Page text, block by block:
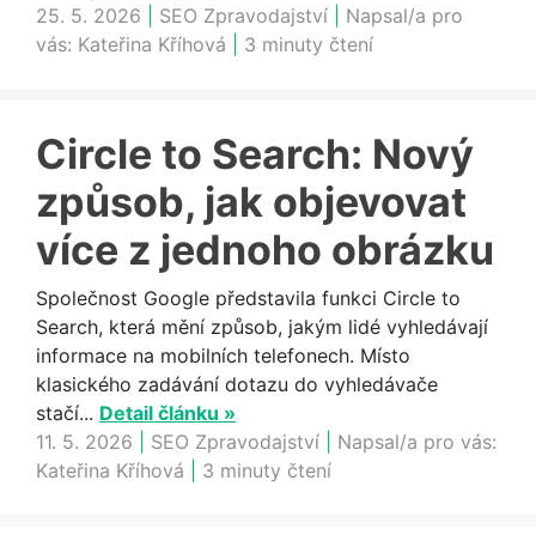
25. 5. 2026
SEO Zpravodajství
Napsal/a pro
vás: Kateřina Kříhová 3 minuty čtení
Circle to Search: Nový
způsob, jak objevovat
více z jednoho obrázku
Společnost Google představila funkci Circle to
Search, která mění způsob, jakým lidé vyhledávají
informace na mobilních telefonech. Místo
klasického zadávání dotazu do vyhledávače
stačí... Detail článku »
11. 5. 2026
SEO Zpravodajství
Napsal/a pro vás:
Kateřina Kříhová
3 minuty čtení